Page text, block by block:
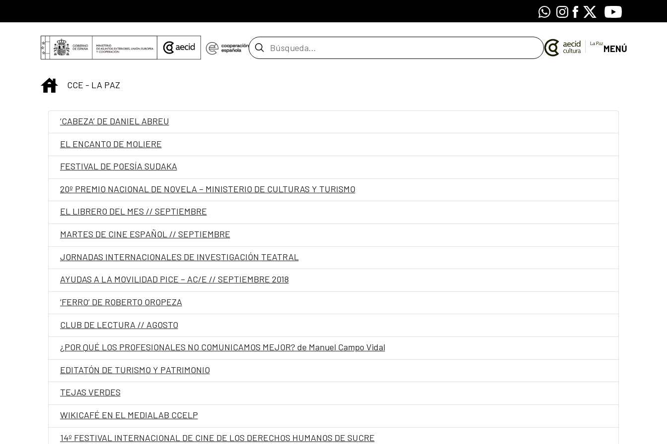
WhatsappInstagram
Facebook
X Youtube
Barra de búsqueda MENÚ
INICIO
CCE - LA PAZ
‘CABEZA’ DE DANIEL ABREU
EL ENCANTO DE MOLIERE
FESTIVAL DE POESÍA SUDAKA
20º PREMIO NACIONAL DE NOVELA – MINISTERIO DE CULTURAS Y TURISMO
EL LIBRERO DEL MES // SEPTIEMBRE
MARTES DE CINE ESPAÑOL // SEPTIEMBRE
JORNADAS INTERNACIONALES DE INVESTIGACIÓN TEATRAL
AYUDAS A LA MOVILIDAD PICE – AC/E // SEPTIEMBRE 2018
‘FERRO’ DE ROBERTO OROPEZA
CLUB DE LECTURA // AGOSTO
¿POR QUÉ LOS PROFESIONALES NO COMUNICAMOS MEJOR? de Manuel Campo Vidal
EDITATÓN DE TURISMO Y PATRIMONIO
TEJAS VERDES
WIKICAFÉ EN EL MEDIALAB CCELP
14º FESTIVAL INTERNACIONAL DE CINE DE LOS DERECHOS HUMANOS DE SUCRE